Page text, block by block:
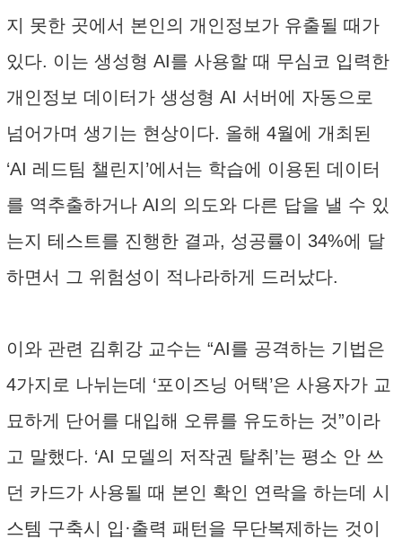
지 못한 곳에서 본인의 개인정보가 유출될 때가
있다. 이는 생성형 AI를 사용할 때 무심코 입력한
개인정보 데이터가 생성형 AI 서버에 자동으로
넘어가며 생기는 현상이다. 올해 4월에 개최된
‘AI 레드팀 챌린지’에서는 학습에 이용된 데이터
를 역추출하거나 AI의 의도와 다른 답을 낼 수 있
는지 테스트를 진행한 결과, 성공률이 34%에 달
하면서 그 위험성이 적나라하게 드러났다.
이와 관련 김휘강 교수는 “AI를 공격하는 기법은
4가지로 나뉘는데 ‘포이즈닝 어택’은 사용자가 교
묘하게 단어를 대입해 오류를 유도하는 것”이라
고 말했다. ‘AI 모델의 저작권 탈취’는 평소 안 쓰
던 카드가 사용될 때 본인 확인 연락을 하는데 시
스템 구축시 입·출력 패턴을 무단복제하는 것이